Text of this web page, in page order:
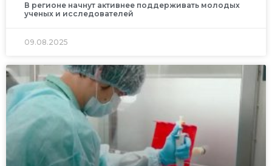
В регионе начнут активнее поддерживать молодых
ученых и исследователей
09.08.2025